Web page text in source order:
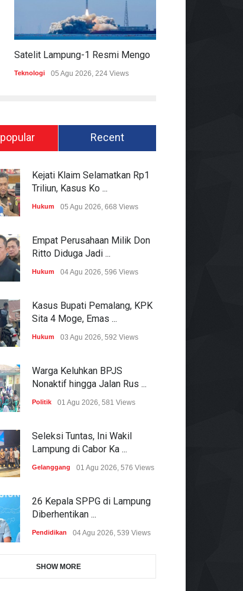
Teknologi 05 Agu 2026, 224 Views
Recent
Kejati Klaim Selamatkan Rp1
Triliun, Kasus Ko ...
Hukum 05 Agu 2026, 668 Views
Empat Perusahaan Milik Don
Ritto Diduga Jadi ...
Hukum 04 Agu 2026, 596 Views
Kasus Bupati Pemalang, KPK
Sita 4 Moge, Emas ...
Hukum 03 Agu 2026, 592 Views
Warga Keluhkan BPJS
Nonaktif hingga Jalan Rus ...
Politik 01 Agu 2026, 581 Views
Seleksi Tuntas, Ini Wakil
Lampung di Cabor Ka ...
Gelanggang 01 Agu 2026, 576 Views
26 Kepala SPPG di Lampung
Diberhentikan ...
Pendidikan 04 Agu 2026, 539 Views
SHOW MORE